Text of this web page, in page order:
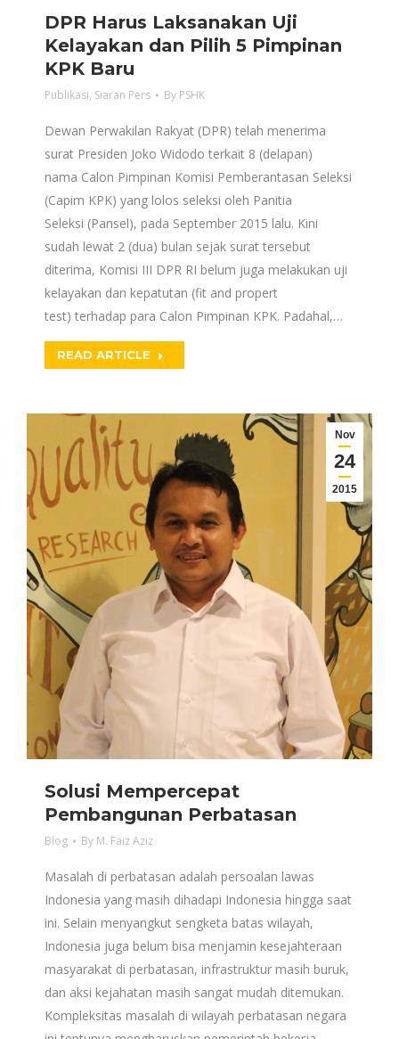
DPR Harus Laksanakan Uji
Kelayakan dan Pilih 5 Pimpinan
KPK Baru
Publikasi, Siaran Pers By PSHK
Dewan Perwakilan Rakyat (DPR) telah menerima
surat Presiden Joko Widodo terkait 8 (delapan)
nama Calon Pimpinan Komisi Pemberantasan Seleksi
(Capim KPK) yang lolos seleksi oleh Panitia
Seleksi (Pansel), pada September 2015 lalu. Kini
sudah lewat 2 (dua) bulan sejak surat tersebut
diterima, Komisi III DPR RI belum juga melakukan uji
kelayakan dan kepatutan (fit and propert
test) terhadap para Calon Pimpinan KPK. Padahal,…
READ ARTICLE
Nov
24
2015
Solusi Mempercepat
Pembangunan Perbatasan
Blog By M. Faiz Aziz
Masalah di perbatasan adalah persoalan lawas
Indonesia yang masih dihadapi Indonesia hingga saat
ini. Selain menyangkut sengketa batas wilayah,
Indonesia juga belum bisa menjamin kesejahteraan
masyarakat di perbatasan, infrastruktur masih buruk,
dan aksi kejahatan masih sangat mudah ditemukan.
Kompleksitas masalah di wilayah perbatasan negara